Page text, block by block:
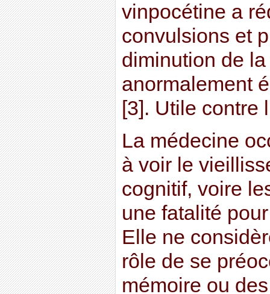
vinpocétine a
convulsions et
diminution de
anormalement
[3]. Utile contre
La médecine
à voir le
cognitif, voire
une fatalité
Elle ne
rôle de se
mémoire ou